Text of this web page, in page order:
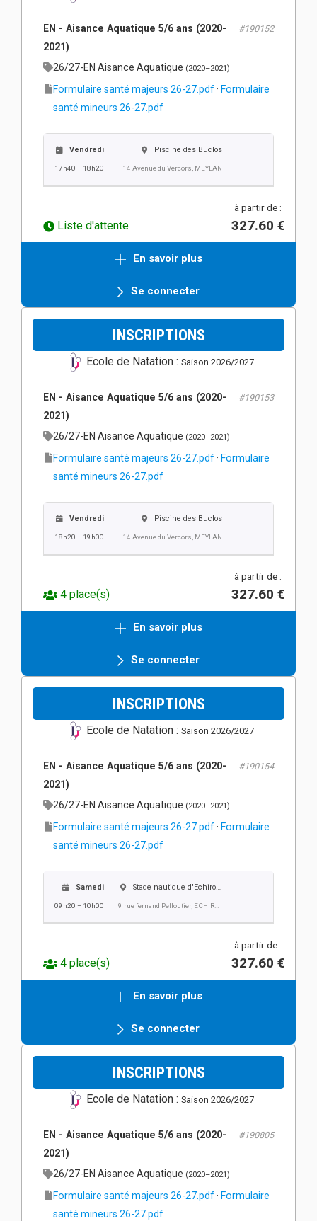
EN - Aisance Aquatique 5/6 ans (2020-
2021)
#190152
26/27-EN Aisance Aquatique (2020–2021)
Formulaire santé majeurs 26-27.pdf · Formulaire
santé mineurs 26-27.pdf
Vendredi
17h40 – 18h20
Piscine des Buclos
14 Avenue du Vercors, MEYLAN
Liste d'attente
à partir de :
327.60 €
En savoir plus
Se connecter
INSCRIPTIONS
Ecole de Natation : Saison 2026/2027
EN - Aisance Aquatique 5/6 ans (2020-
2021)
#190153
26/27-EN Aisance Aquatique (2020–2021)
Formulaire santé majeurs 26-27.pdf · Formulaire
santé mineurs 26-27.pdf
Vendredi
18h20 – 19h00
Piscine des Buclos
14 Avenue du Vercors, MEYLAN
4 place(s)
à partir de :
327.60 €
En savoir plus
Se connecter
INSCRIPTIONS
Ecole de Natation : Saison 2026/2027
EN - Aisance Aquatique 5/6 ans (2020-
2021)
#190154
26/27-EN Aisance Aquatique (2020–2021)
Formulaire santé majeurs 26-27.pdf · Formulaire
santé mineurs 26-27.pdf
Samedi
09h20 – 10h00
Stade nautique d'Echirolles
9 rue fernand Pelloutier, ECHIROLLES
4 place(s)
à partir de :
327.60 €
En savoir plus
Se connecter
INSCRIPTIONS
Ecole de Natation : Saison 2026/2027
EN - Aisance Aquatique 5/6 ans (2020-
2021)
#190805
26/27-EN Aisance Aquatique (2020–2021)
Formulaire santé majeurs 26-27.pdf · Formulaire
santé mineurs 26-27.pdf